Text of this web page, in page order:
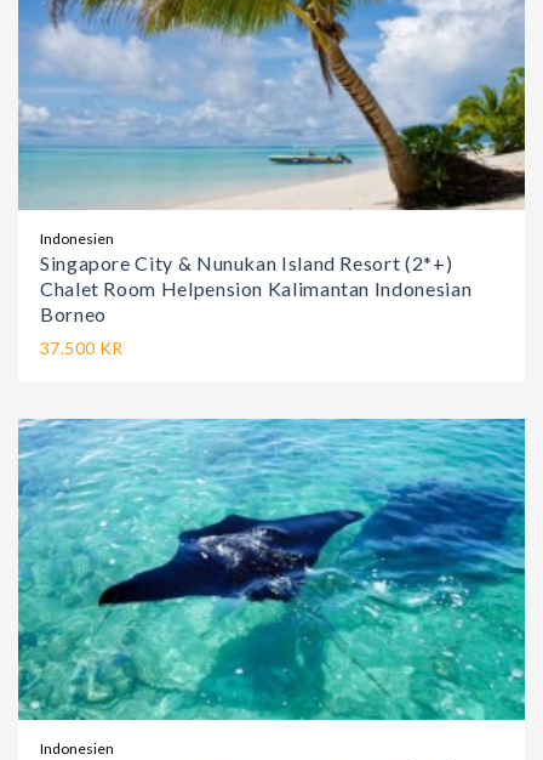
Indonesien
Singapore City & Nunukan Island Resort (2*+)
Chalet Room Helpension Kalimantan Indonesian
Borneo
37.500 KR
Indonesien